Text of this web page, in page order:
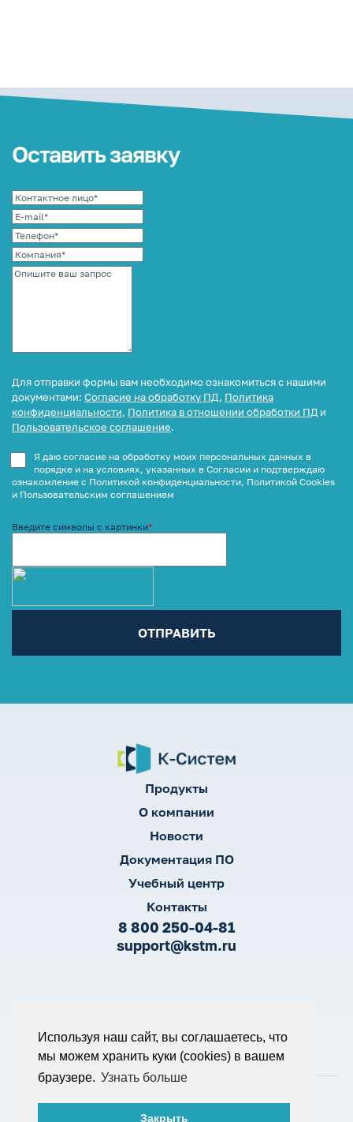
Используя наш сайт, вы соглашаетесь, что
мы можем хранить куки (cookies) в вашем
браузере. Узнать больше
Закрыть
Оставить заявку
Для отправки формы вам необходимо ознакомиться с нашими
документами: Согласие на обработку ПД, Политика
конфиденциальности, Политика в отношении обработки ПД и
Пользовательское соглашение.
Я даю согласие на обработку моих персональных данных в
порядке и на условиях, указанных в Согласии и подтверждаю
ознакомление с Политикой конфиденциальности, Политикой Cookies
и Пользовательским соглашением
Введите символы с картинки*
Продукты
О компании
Новости
Документация ПО
Учебный центр
Контакты
8 800 250-04-81
support@kstm.ru
Согласие на обработку ПД
Политика конфиденциальности
Политика обработки ПД
Пользовательское соглашение